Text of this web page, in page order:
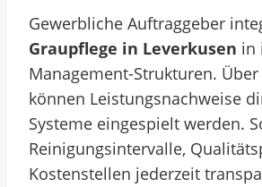
Gewerbliche Auftraggeber
Graupflege in Leverkusen in
Management-Strukturen.
können Leistungsnachweise
Systeme eingespielt werden.
Reinigungsintervalle,
Kostenstellen jederzeit